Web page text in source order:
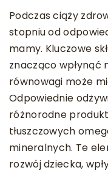
Podczas ciąży
stopniu od
mamy. Kluczowe
znacząco wpłynąć
równowagi może
Odpowiednie
różnorodne
tłuszczowych
mineralnych. Te
rozwój dziecka,